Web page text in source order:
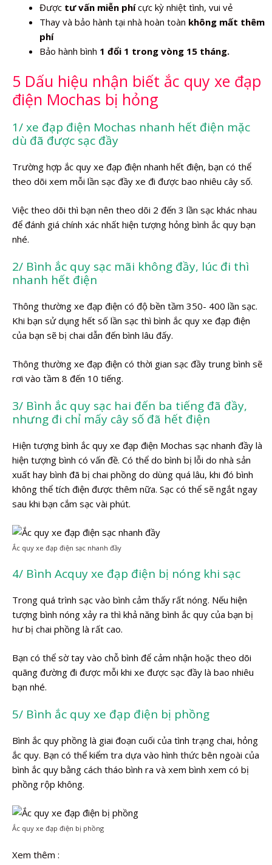
Được tư vấn miễn phícực kỳ nhiệt tình, vui vẻ
Thay và bảo hành tại nhà hoàn toàn không mất thêm
phí
Bảo hành bình 1 đổi 1 trong vòng 15 tháng.
5 Dấu hiệu nhận biết ắc quy xe đạp
điện Mochas bị hỏng
1/ xe đạp điện Mochas nhanh hết điện mặc
dù đã được sạc đầy
Trường hợp ắc quy xe đạp điện nhanh hết điện, bạn có thể
theo dõi xem mỗi lần sạc đầy xe đi được bao nhiêu cây số.
Việc theo dõi thì bạn nên theo dõi 2 đến 3 lần sạc khác nhau
để đánh giá chính xác nhất hiện tượng hỏng bình ắc quy bạn
nhé.
2/ Bình ắc quy sạc mãi không đầy, lúc đi thì
nhanh hết điện
Thông thường xe đạp điện có độ bền tầm 350- 400 lần sạc.
Khi bạn sử dụng hết số lần sạc thì bình ắc quy xe đạp điện
của bạn sẽ bị chai dẫn đến bình lâu đấy.
Thông thường xe đạp điện có thời gian sạc đầy trung bình sẽ
rơi vào tầm 8 đến 10 tiếng.
3/ Bình ắc quy sạc hai đến ba tiếng đã đầy,
nhưng đi chỉ mấy cây số đã hết điện
Hiện tượng bình ắc quy xe đạp điện Mochas sạc nhanh đầy là
hiện tượng bình có vấn đề. Có thể do bình bị lỗi do nhà sản
xuất hay bình đã bị chai phồng do dùng quá lâu, khi đó bình
không thể tích điện được thêm nữa. Sạc có thể sẽ ngắt ngay
sau khi bạn cắm sạc vài phút.
Ắc quy xe đạp điện sạc nhanh đầy
4/ Bình Acquy xe đạp điện bị nóng khi sạc
Trong quá trình sạc vào bình cảm thấy rất nóng. Nếu hiện
tượng bình nóng xảy ra thì khả năng bình ắc quy của bạn bị
hư bị chai phồng là rất cao.
Bạn có thể sờ tay vào chỗ bình để cảm nhận hoặc theo dõi
quãng đường đi được mỗi khi xe được sạc đầy là bao nhiêu
bạn nhé.
5/ Bình ắc quy xe đạp điện bị phồng
Bình ắc quy phồng là giai đoạn cuối của tình trạng chai, hỏng
ắc quy. Bạn có thể kiểm tra dựa vào hình thức bên ngoài của
bình ắc quy bằng cách tháo bình ra và xem bình xem có bị
phồng rộp không.
Ắc quy xe đạp điện bị phồng
Xem thêm :